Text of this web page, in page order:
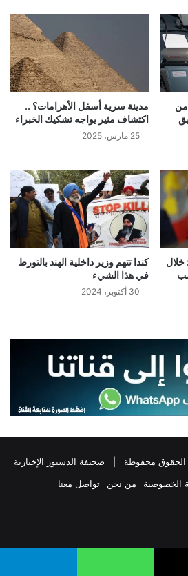
من
مدينة سرية أسفل الأهرامات؟ ..
اكتشاف مثير يواجه تشكيك الخبراء
25 مارس، 2025
خلال
كندا تتهم وزير داخلية الهند بالتورط
في هذا الشيء
30 أكتوبر، 2024
صحيفة الدستور الإخبارية
الخصوصية من نحن تواصل معنا